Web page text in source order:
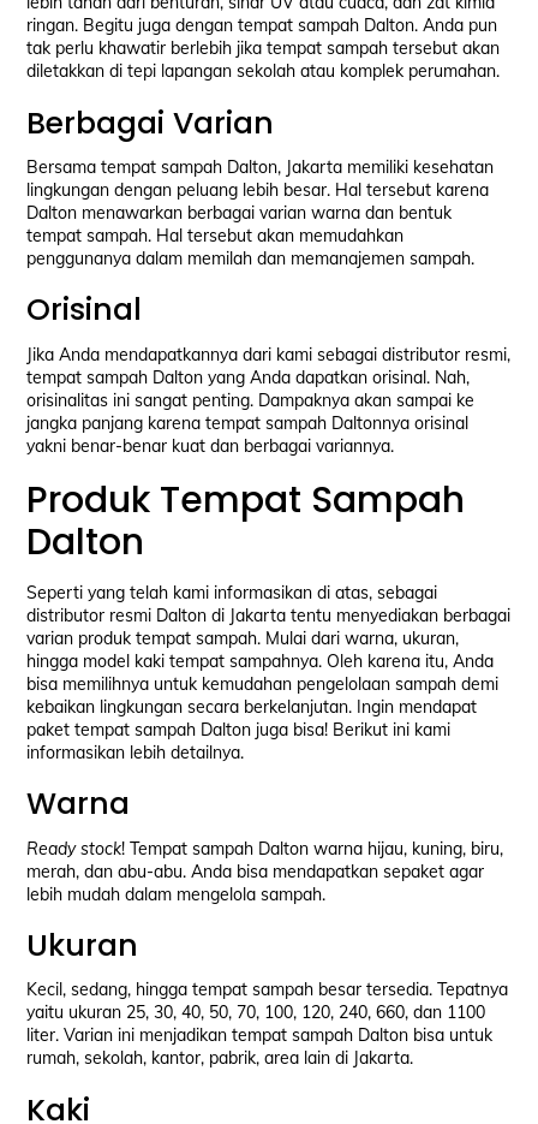
ringan. Begitu juga dengan tempat sampah Dalton. Anda pun
tak perlu khawatir berlebih jika tempat sampah tersebut akan
diletakkan di tepi lapangan sekolah atau komplek perumahan.
Berbagai Varian
Bersama tempat sampah Dalton, Jakarta memiliki kesehatan
lingkungan dengan peluang lebih besar. Hal tersebut karena
Dalton menawarkan berbagai varian warna dan bentuk
tempat sampah. Hal tersebut akan memudahkan
penggunanya dalam memilah dan memanajemen sampah.
Orisinal
Jika Anda mendapatkannya dari kami sebagai distributor resmi,
tempat sampah Dalton yang Anda dapatkan orisinal. Nah,
orisinalitas ini sangat penting. Dampaknya akan sampai ke
jangka panjang karena tempat sampah Daltonnya orisinal
yakni benar-benar kuat dan berbagai variannya.
Produk Tempat Sampah
Dalton
Seperti yang telah kami informasikan di atas, sebagai
distributor resmi Dalton di Jakarta tentu menyediakan berbagai
varian produk tempat sampah. Mulai dari warna, ukuran,
hingga model kaki tempat sampahnya. Oleh karena itu, Anda
bisa memilihnya untuk kemudahan pengelolaan sampah demi
kebaikan lingkungan secara berkelanjutan. Ingin mendapat
paket tempat sampah Dalton juga bisa! Berikut ini kami
informasikan lebih detailnya.
Warna
Ready stock! Tempat sampah Dalton warna hijau, kuning, biru,
merah, dan abu-abu. Anda bisa mendapatkan sepaket agar
lebih mudah dalam mengelola sampah.
Ukuran
Kecil, sedang, hingga tempat sampah besar tersedia. Tepatnya
yaitu ukuran 25, 30, 40, 50, 70, 100, 120, 240, 660, dan 1100
liter. Varian ini menjadikan tempat sampah Dalton bisa untuk
rumah, sekolah, kantor, pabrik, area lain di Jakarta.
Kaki